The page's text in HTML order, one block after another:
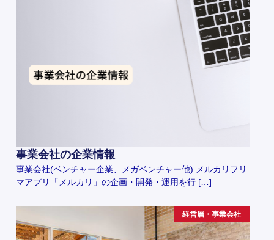
事業会社の企業情報
事業会社(ベンチャー企業、メガベンチャー他) メルカリフリ
マアプリ「メルカリ」の企画・開発・運用を行 […]
経営層・事業会社